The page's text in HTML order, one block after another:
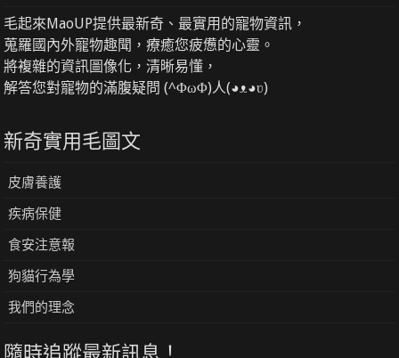
毛起來MaoUP提供最新奇、最實用的寵物資訊，
蒐羅國內外寵物趣聞，療癒您疲憊的心靈。
將複雜的資訊圖像化，清晰易懂，
解答您對寵物的滿腹疑問 (^ΦωΦ)人(◕ᴥ◕ʋ)
新奇實用毛圖文
皮膚養護
疾病保健
食安注意報
狗貓行為學
我們的理念
隨時追蹤最新訊息！